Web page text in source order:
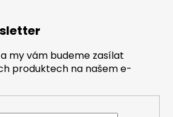
my vám budeme zasílat
produktech na našem e-